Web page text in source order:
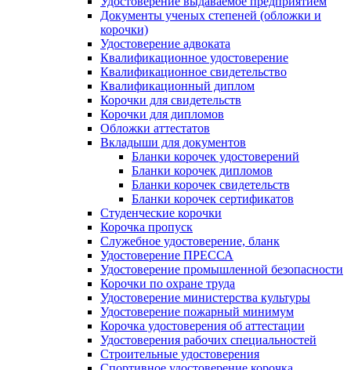
Документы ученых степеней (обложки и
корочки)
Удостоверение адвоката
Квалификационное удостоверение
Квалификационное свидетельство
Квалификационный диплом
Корочки для свидетельств
Корочки для дипломов
Обложки аттестатов
Вкладыши для документов
Бланки корочек удостоверений
Бланки корочек дипломов
Бланки корочек свидетельств
Бланки корочек сертификатов
Студенческие корочки
Корочка пропуск
Служебное удостоверение, бланк
Удостоверение ПРЕССА
Удостоверение промышленной безопасности
Корочки по охране труда
Удостоверение министерства культуры
Удостоверение пожарный минимум
Корочка удостоверения об аттестации
Удостоверения рабочих специальностей
Строительные удостоверения